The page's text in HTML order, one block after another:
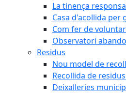
La tinença
Casa d'acollida per
Com fer de
Observatori
Residus
Nou model de
Recollida de
Deixalleries